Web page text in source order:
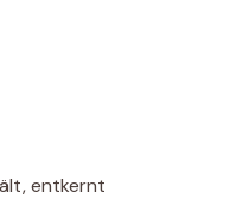
entkernt